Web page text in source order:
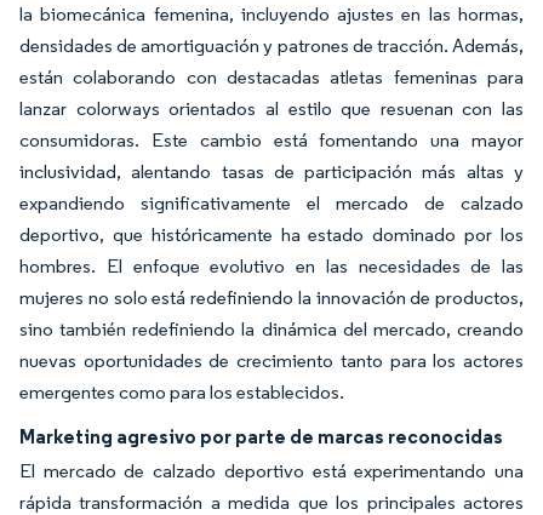
la biomecánica femenina, incluyendo ajustes en las hormas,
densidades de amortiguación y patrones de tracción. Además,
están colaborando con destacadas atletas femeninas para
lanzar colorways orientados al estilo que resuenan con las
consumidoras. Este cambio está fomentando una mayor
inclusividad, alentando tasas de participación más altas y
expandiendo significativamente el mercado de calzado
deportivo, que históricamente ha estado dominado por los
hombres. El enfoque evolutivo en las necesidades de las
mujeres no solo está redefiniendo la innovación de productos,
sino también redefiniendo la dinámica del mercado, creando
nuevas oportunidades de crecimiento tanto para los actores
emergentes como para los establecidos.
Marketing agresivo por parte de marcas reconocidas
El mercado de calzado deportivo está experimentando una
rápida transformación a medida que los principales actores